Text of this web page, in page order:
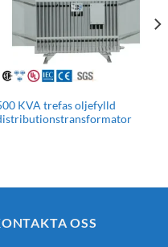
KVA trefas oljefylld
OSS